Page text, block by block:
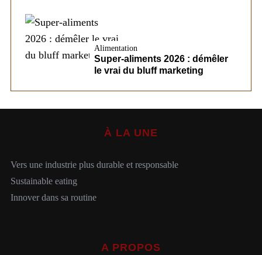
Alimentation
Super-aliments 2026 : démêler
le vrai du bluff marketing
À LA UNE
Vers une industrie plus durable et responsable
Sustainable eating
Innover dans sa routine
A PROPOS